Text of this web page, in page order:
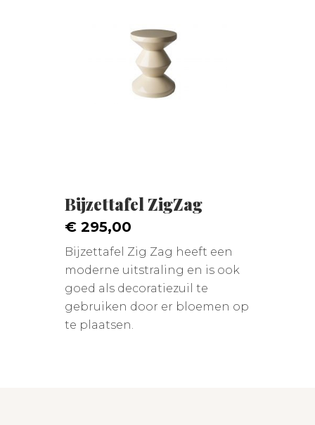
Bijzettafel ZigZag
€ 295,00
Bijzettafel Zig Zag heeft een
moderne uitstraling en is ook
goed als decoratiezuil te
gebruiken door er bloemen op
te plaatsen.